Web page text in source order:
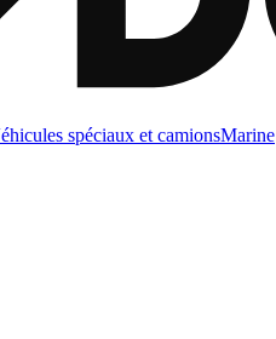
spéciaux et camionsMarine